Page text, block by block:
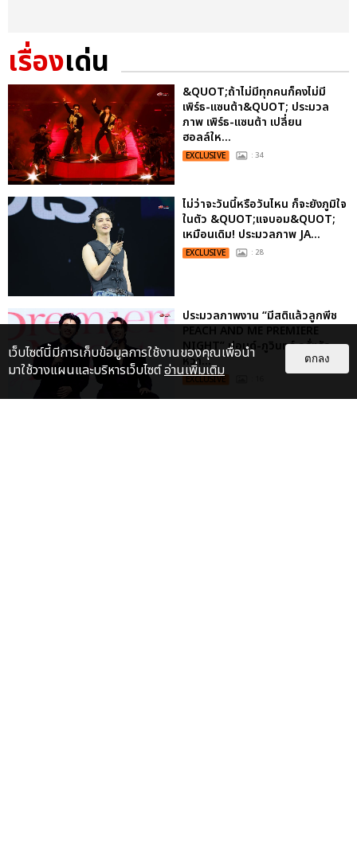
เรื่องเด่น
&QUOT;ถ้าไม่มีทุกคนก็คงไม่มี
เพิร์ธ-แซนต้า&QUOT; ประมวล
ภาพ เพิร์ธ-แซนต้า เปลี่ยน
ฮอลล์ให...
EXCLUSIVE : 34
ไม่ว่าจะวันนี้หรือวันไหน ก็จะยังภูมิใจ
ในตัว &QUOT;แจบอม&QUOT;
เหมือนเดิม! ประมวลภาพ JA...
EXCLUSIVE : 28
ประมวลภาพงาน “มีสติแล้วลูกพีช
PEACH AND ME PREMIERE
NIGHT” ปอนด์-ภูวินทร์ คลั่งรัก
หวา...
EXCLUSIVE
เว็บไซต์นี้มีการเก็บข้อมูลการใช้งานของคุณเพื่อนำ
มาใช้วางแผนและบริหารเว็บไซต์อ่านเพิ่มเติม
ตกลง